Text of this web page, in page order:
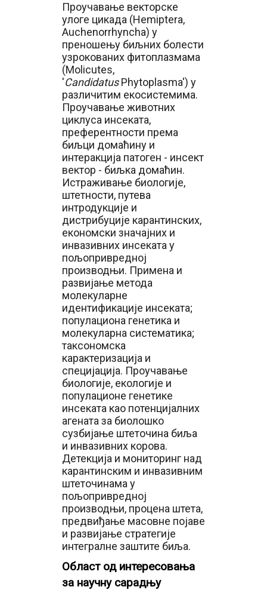
Проучавање векторске
улоге цикада (Hemiptera,
Auchenorrhyncha) у
преношењу биљних болести
узрокованих фитоплазмама
(Molicutes,
'CandidatusPhytoplasma') у
различитим екосистемима.
Проучавање животних
циклуса инсеката,
преферентности према
биљци домаћину и
интеракција патоген - инсект
вектор - биљка домаћин.
Истраживање биологије,
штетности, путева
интродукције и
дистрибуције карантинских,
економски значајних и
инвазивних инсеката у
пољопривредној
производњи. Примена и
развијање метода
молекуларне
идентификације инсеката;
популациона генетика и
молекуларна систематика;
таксономска
карактеризација и
специјација. Проучавање
биологије, екологије и
популационе генетике
инсеката као потенцијалних
агената за биолошко
сузбијање штеточина биља
и инвазивних корова.
Детекција и мониторинг над
карантинским и инвазивним
штеточинама у
пољопривредној
производњи, процена штета,
предвиђање масовне појаве
и развијање стратегије
интегралне заштите биља.
Област од интересовања
за научну сарадњу